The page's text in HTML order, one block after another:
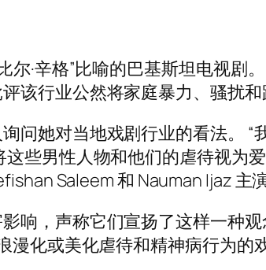
尔·辛格”比喻的巴基斯坦电视剧
该行业公然将家庭暴力、骚扰和
问她对当地戏剧行业的看法。
些男性人物和他们的虐待视为
Saleem 和 Nauman Ijaz 主
响，声称它们宣扬了这样一种
化或美化虐待和精神病行为的戏